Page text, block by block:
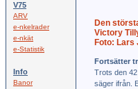
V75
ARV
e-nkelrader
e-nkät
e-Statistik
Info
Banor
Den
Victory
Foto: Lars
Fortsätter
Trots den
säger ifrån.